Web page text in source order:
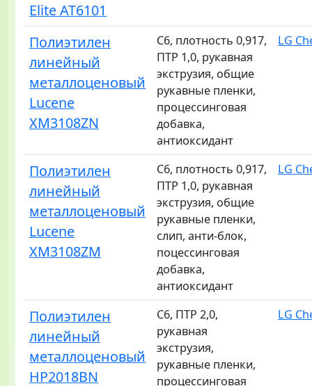
Elite AT6101
Полиэтилен
линейный
металлоценовый
Lucene
XM3108ZN
C6, плотность 0,917,
ПТР 1,0, рукавная
экструзия, общие
рукавные пленки,
процессинговая
добавка,
антиоксидант
LG
Полиэтилен
линейный
металлоценовый
Lucene
XM3108ZM
C6, плотность 0,917,
ПТР 1,0, рукавная
экструзия, общие
рукавные пленки,
слип, анти-блок,
поцессинговая
добавка,
антиоксидант
LG
Полиэтилен
линейный
металлоценовый
HP2018BN
C6, ПТР 2,0,
рукавная
экструзия,
рукавные пленки,
процессинговая
LG